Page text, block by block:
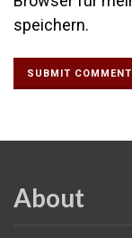
speichern.
About